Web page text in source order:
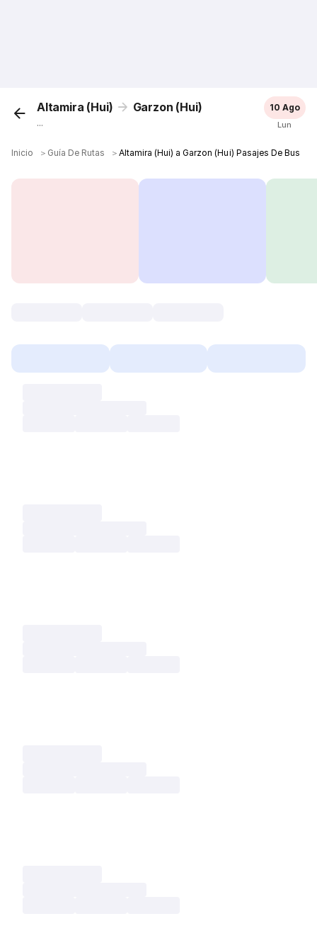
Altamira (Hui) Garzon (Hui)
...
10 Ago
Lun
Inicio ＞ Guía De Rutas ＞Altamira (Hui) a Garzon (Hui) Pasajes De Bus